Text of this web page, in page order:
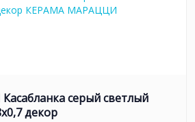
Касабланка серый светлый
декор